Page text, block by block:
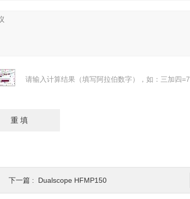
请输入计算结果（填写阿拉伯数字），如：三加四=7
下一篇 : Dualscope HFMP150